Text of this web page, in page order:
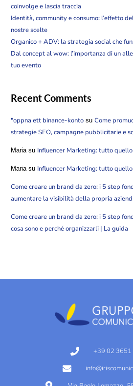
coinvolge e lascia traccia
Identità, community e consumo: l’effetto
nostre scelte
Organico + ADV: la strategia social che
Dal concept al wow: l’importanza di un
tuo evento
Recent Comments
"oppna ett binance-konto suCome
strategie SEO, campagne pubblicitarie e
Mariasu Influencer Marketing: tutto
Mariasu Influencer Marketing: tutto
Come creare un brand da zero: i 5 step
aumentare la visibilità della propria
Come creare un brand da zero: i 5 step
cosa sono e perché organizzarli | La guida
+39 02